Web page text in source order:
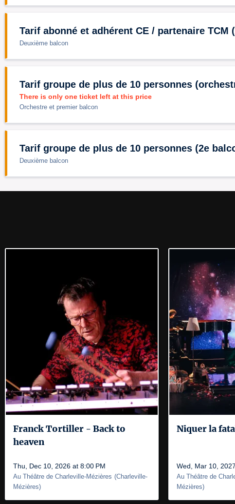
Tarif abonné et adhérent CE / partenaire TCM
Deuxième balcon
Tarif groupe de plus de 10 personnes
There is only one ticket left at this price
Orchestre et premier balcon
Tarif groupe de plus de 10 personnes (2e
Deuxième balcon
Franck Tortiller - Back to
heaven
Thu, Dec 10, 2026 at 8:00 PM
Au Théâtre de Charleville-Mézières (Charleville-
Mézières)
Niquer la
Wed, Mar 10,
Au Théâtre de
Mézières)